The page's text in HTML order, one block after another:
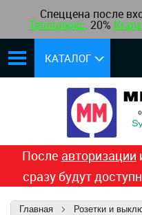
Спеццена после
Теплолюкс, 20% Kranz
КАТАЛОГ
После авторизации
сразу будут
Главная
Розетки и